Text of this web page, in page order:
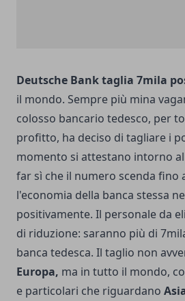
Deutsche Bank taglia 7mila
il mondo. Sempre più mina
colosso bancario tedesco, per
profitto, ha deciso di tagliare i
momento si attestano intorno
far sì che il numero scenda fino
l'economia della banca stessa
positivamente. Il personale da
di riduzione: saranno più di
banca tedesca. Il taglio non
Europa, ma in tutto il mondo,
e particolari che riguardano